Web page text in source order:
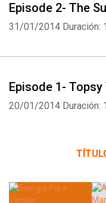
Episode 2- The
31/01/2014 Duración:
Episode 1- Topsy
20/01/2014 Duración: